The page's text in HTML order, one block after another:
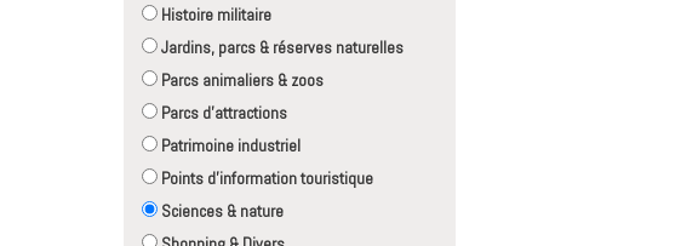
Histoire militaire
Jardins, parcs & réserves naturelles
Parcs animaliers & zoos
Parcs d'attractions
Patrimoine industriel
Points d'information touristique
Sciences & nature